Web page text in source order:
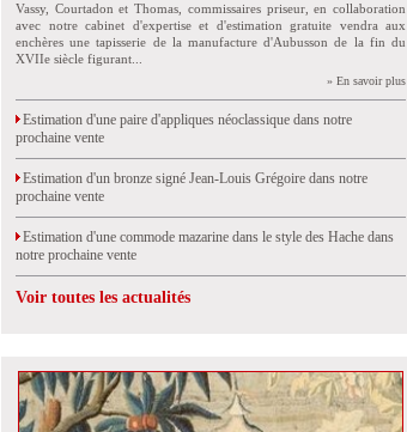
Vassy, Courtadon et Thomas, commissaires priseur, en collaboration
avec notre cabinet d'expertise et d'estimation gratuite vendra aux
enchères une tapisserie de la manufacture d'Aubusson de la fin du
XVIIe siècle figurant...
» En savoir plus
Estimation d'une paire d'appliques néoclassique dans notre
prochaine vente
Estimation d'un bronze signé Jean-Louis Grégoire dans notre
prochaine vente
Estimation d'une commode mazarine dans le style des Hache dans
notre prochaine vente
Voir toutes les actualités